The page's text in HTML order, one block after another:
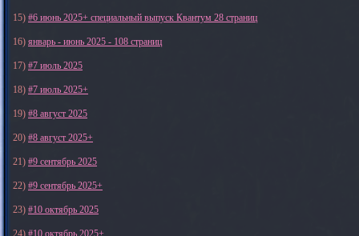
15) #6 июнь 2025+ специальный выпуск Квантум 28 страниц
16) январь - июнь 2025 - 108 страниц
17) #7 июль 2025
18) #7 июль 2025+
19) #8 август 2025
20) #8 август 2025+
21) #9 сентябрь 2025
22) #9 сентябрь 2025+
23) #10 октябрь 2025
24) #10 октябрь 2025+